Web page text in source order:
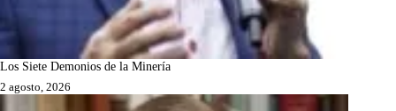
Los Siete Demonios de la Minería
2 agosto, 2026